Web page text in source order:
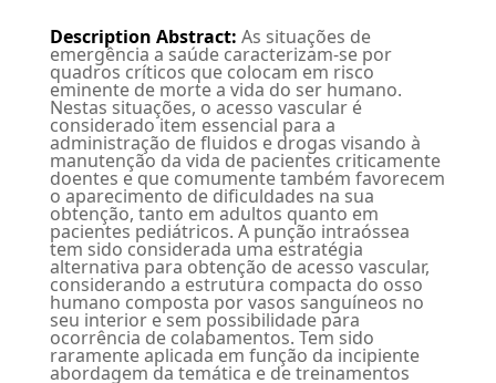
Description Abstract: As situações de
emergência a saúde caracterizam-se por
quadros críticos que colocam em risco
eminente de morte a vida do ser humano.
Nestas situações, o acesso vascular é
considerado item essencial para a
administração de fluidos e drogas visando à
manutenção da vida de pacientes criticamente
doentes e que comumente também favorecem
o aparecimento de dificuldades na sua
obtenção, tanto em adultos quanto em
pacientes pediátricos. A punção intraóssea
tem sido considerada uma estratégia
alternativa para obtenção de acesso vascular,
considerando a estrutura compacta do osso
humano composta por vasos sanguíneos no
seu interior e sem possibilidade para
ocorrência de colabamentos. Tem sido
raramente aplicada em função da incipiente
abordagem da temática e de treinamentos